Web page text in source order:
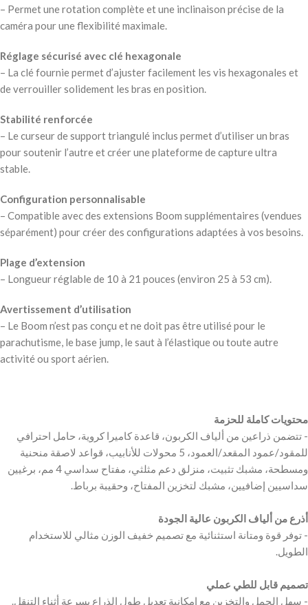
– Permet une rotation complète et une inclinaison précise de la
caméra pour une flexibilité maximale.
Réglage sécurisé avec clé hexagonale
– La clé fournie permet d’ajuster facilement les vis hexagonales et
de verrouiller solidement les bras en position.
Stabilité renforcée
– Le curseur de support triangulé inclus permet d’utiliser un bras
pour soutenir l’autre et créer une plateforme de capture ultra
stable.
Configuration personnalisable
– Compatible avec des extensions Boom supplémentaires (vendues
séparément) pour créer des configurations adaptées à vos besoins.
Plage d’extension
– Longueur réglable de 10 à 21 pouces (environ 25 à 53 cm).
Avertissement d’utilisation
– Le Boom n’est pas conçu et ne doit pas être utilisé pour le
parachutisme, le base jump, le saut à l’élastique ou toute autre
activité ou sport aérien.
‫محتويات كاملة للحزمة
‫- تتضمن ذراعين من ألياف الكربون، قاعدة كاميرا كروية، حامل احترافي
للمقود/عمود المقعد/العمود، 5 محولات للأنابيب، قواعد لاصقة منحنية
ومسطحة، مشبك تثبيت، منزلق دعم مثلثي، مفتاح سداسي 4 مم، برغيين
‫أذرع من ألياف الكربون عالية الجودة
‫- توفر قوة ومتانة استثنائية مع تصميم خفيف الوزن مثالي للاستخدام
‫تصميم قابل للطي عملي